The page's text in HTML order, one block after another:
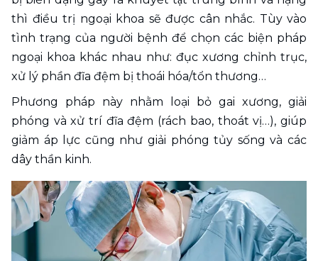
thì điều trị ngoại khoa sẽ được cân nhắc. Tùy vào
tình trạng của người bệnh để chọn các biện pháp
ngoại khoa khác nhau như: đục xương chỉnh trục,
xử lý phần đĩa đệm bị thoái hóa/tổn thương…
Phương pháp này nhằm loại bỏ gai xương, giải
phóng và xử trí đĩa đệm (rách bao, thoát vị…), giúp
giảm áp lực cũng như giải phóng tủy sống và các
dây thần kinh.